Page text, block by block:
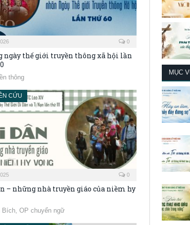
0
ngày thế giới truyền thông xã hội lần
thông
CỨU
0
– những nhà truyền giáo của niềm hy
Bích, OP chuyển ngữ
MỤC